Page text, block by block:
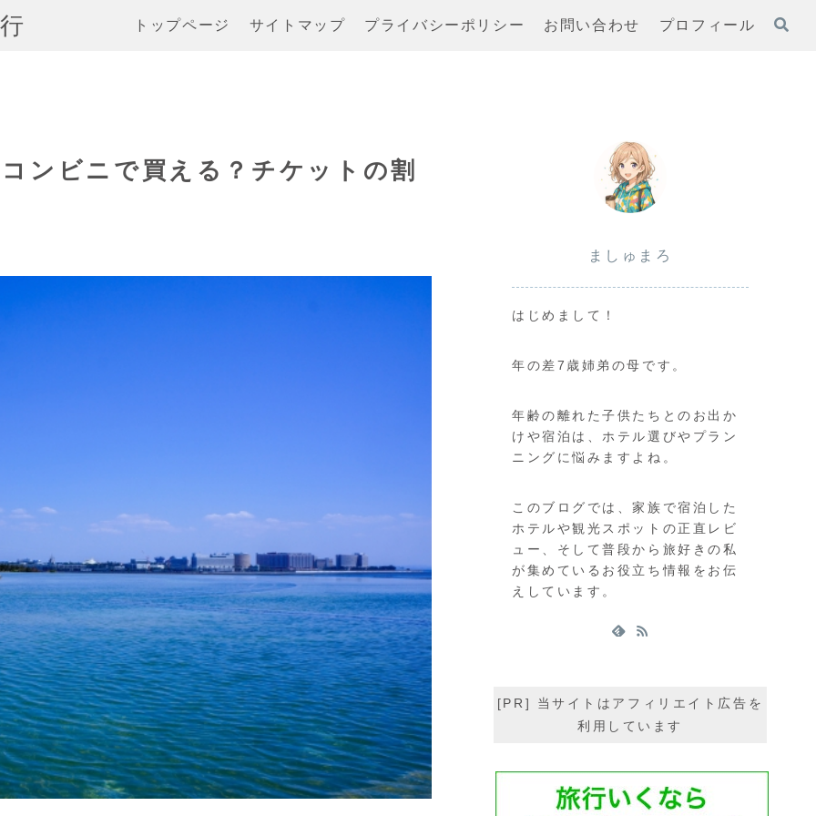
トップページ サイトマップ プライバシーポリシー お問い合わせ プロフィール
ンビニで買える？チケットの割
ましゅまろ
はじめまして！
年の差7歳姉弟の母です。
年齢の離れた子供たちとのお出か
けや宿泊は、ホテル選びやプラン
ニングに悩みますよね。
このブログでは、家族で宿泊した
ホテルや観光スポットの正直レビ
ュー、そして普段から旅好きの私
が集めているお役立ち情報をお伝
えしています。
[PR] 当サイトはアフィリエイト広告を
利用しています